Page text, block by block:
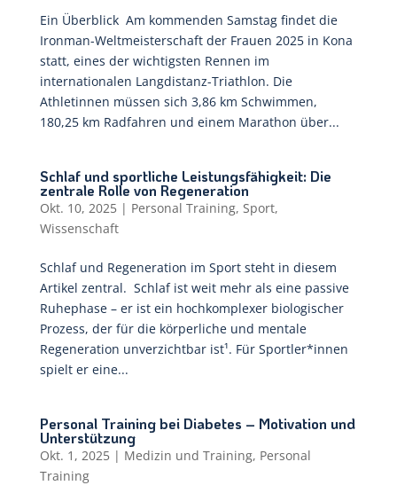
Ein Überblick Am kommenden Samstag findet die
Ironman-Weltmeisterschaft der Frauen 2025 in Kona
statt, eines der wichtigsten Rennen im
internationalen Langdistanz-Triathlon. Die
Athletinnen müssen sich 3,86 km Schwimmen,
180,25 km Radfahren und einem Marathon über...
Schlaf und sportliche Leistungsfähigkeit: Die
zentrale Rolle von Regeneration
Okt. 10, 2025| Personal Training, Sport,
Wissenschaft
Schlaf und Regeneration im Sport steht in diesem
Artikel zentral. Schlaf ist weit mehr als eine passive
Ruhephase – er ist ein hochkomplexer biologischer
Prozess, der für die körperliche und mentale
Regeneration unverzichtbar ist¹. Für Sportler*innen
spielt er eine...
Personal Training bei Diabetes – Motivation und
Unterstützung
Okt. 1, 2025| Medizin und Training, Personal
Training